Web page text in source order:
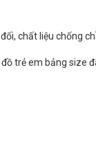
chất liệu chống
trẻ em bảng size